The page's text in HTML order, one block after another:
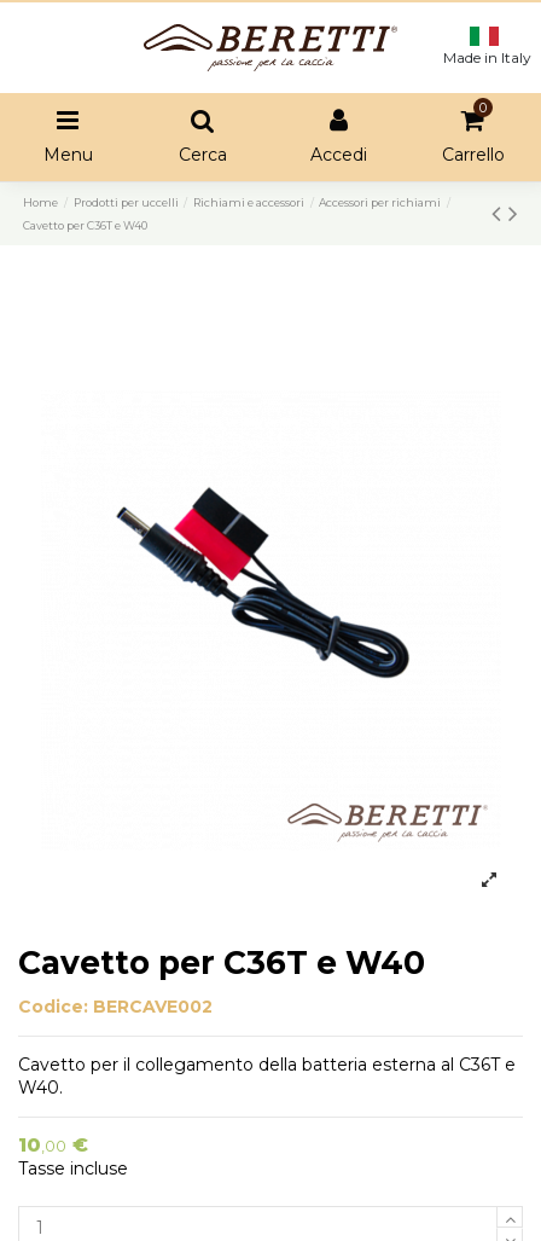
Made in Italy
Menu Cerca Accedi
0
Carrello
Home Prodotti per uccelli Richiami e accessori
Accessori per richiami
Cavetto per C36T e W40
Cavetto per C36T e W40
Codice: BERCAVE002
Cavetto per il collegamento della batteria esterna al C36T e
W40.
10 ,00 €
Tasse incluse